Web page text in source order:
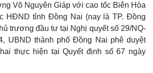
Võ Nguyên Giáp với cao tốc Biên Hòa
HĐND tỉnh Đồng Nai (nay là TP. Đồng
trương đầu tư tại Nghị quyết số 29/NQ-
UBND thành phố Đồng Nai phê duyệt
thực hiện tại Quyết định số 67 ngày